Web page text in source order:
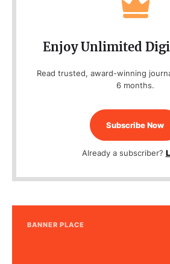
Enjoy Unlimited
Read trusted, award-winning
6 months.
Subscribe Now
Already a subscriber?
BANNER PLACE